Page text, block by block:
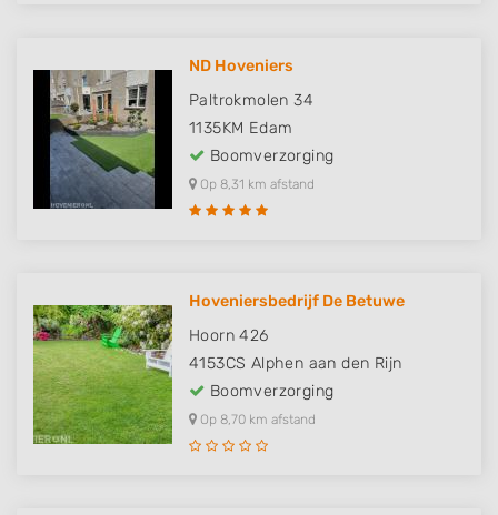
ND Hoveniers
Paltrokmolen 34
1135KM Edam
Boomverzorging
Op 8,31 km afstand
Hoveniersbedrijf De Betuwe
Hoorn 426
4153CS Alphen aan den Rijn
Boomverzorging
Op 8,70 km afstand